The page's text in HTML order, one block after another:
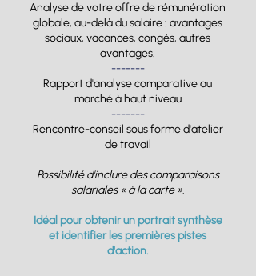
Analyse de votre offre de rémunération
globale, au-delà du salaire : avantages
sociaux, vacances, congés, autres
avantages.
-------
Rapport d'analyse comparative au
marché à haut niveau
-------
Rencontre-conseil sous forme d'atelier
de travail
Possibilité d'inclure des comparaisons
salariales « à la carte ».
Idéal pour obtenir un portrait synthèse
et identifier les premières pistes
d'action.